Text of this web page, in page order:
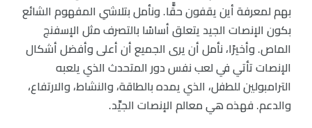
بهم لمعرفة أين يقفون حقًّا. ونأمل بتلاشي المفهوم الشائع
بكون الإنصات الجيد يتعلق أساسًا بالتصرف مثل الإسفنج
الماص. وأخيرًا، نأمل أن يرى الجميع أن أعلى وأفضل أشكال
الإنصات تأتي في لعب نفس دور المتحدث الذي يلعبه
الترامبولين للطفل، الذي يمده بالطاقة، والنشاط، والارتفاع،
والدعم. فهذه هي معالم الإنصات الجيِّد.